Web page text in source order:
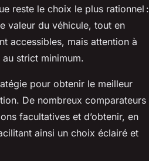
reste le choix le plus rationnel :
valeur du véhicule, tout en
accessibles, mais attention à
strict minimum.
pour obtenir le meilleur
De nombreux comparateurs
facultatives et d’obtenir, en
ainsi un choix éclairé et